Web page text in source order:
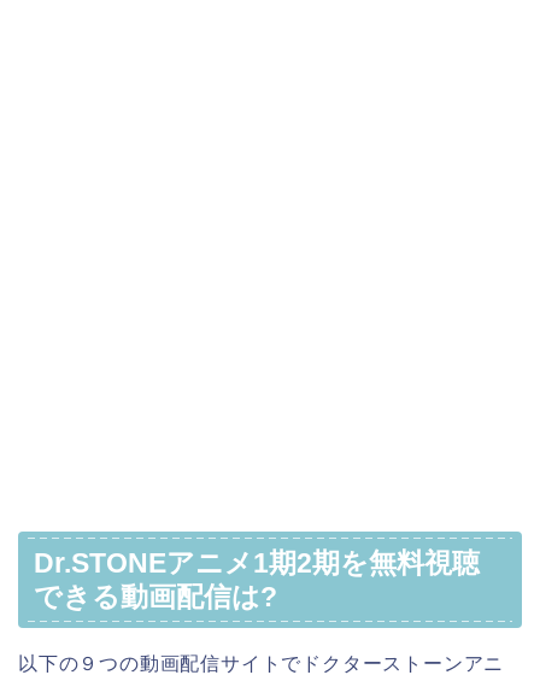
Dr.STONEアニメ1期2期を無料視聴
できる動画配信は?
以下の９つの動画配信サイトでドクターストーンアニ